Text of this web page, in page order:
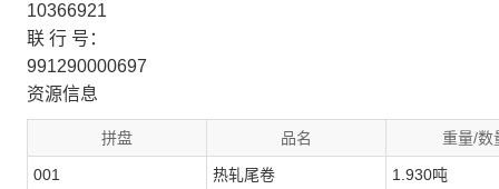
10366921
联 行 号：
991290000697
资源信息
拼盘 品名 重量/数
001 热轧尾卷 1.930吨